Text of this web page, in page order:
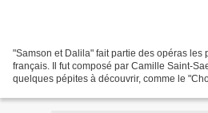
"Samson et Dalila" fait partie des opéras les
français. Il fut composé par Camille Saint-
quelques pépites à découvrir, comme le